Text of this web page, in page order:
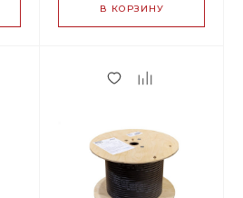
В КОРЗИНУ